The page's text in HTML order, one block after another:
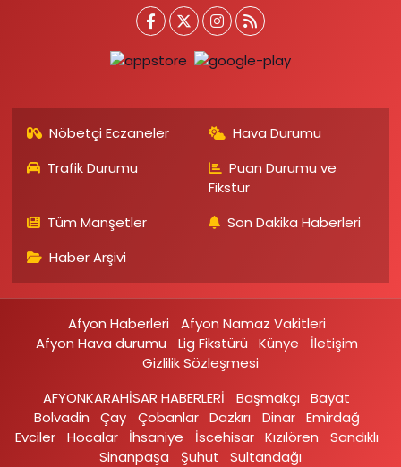
Nöbetçi Eczaneler
Hava Durumu
Trafik Durumu
Puan Durumu ve
Fikstür
Tüm Manşetler
Son Dakika Haberleri
Haber Arşivi
Afyon Haberleri
Afyon Namaz Vakitleri
Afyon Hava durumu
Lig Fikstürü Künye
İletişim
Gizlilik Sözleşmesi
AFYONKARAHİSAR HABERLERİ
Başmakçı
Bayat
Bolvadin
Çay Çobanlar Dazkırı Dinar Emirdağ‎
Evciler‎
Hocalar İhsaniye‎ İscehisar Kızılören‎
Sandıklı‎
Sinanpaşa
Şuhut Sultandağı